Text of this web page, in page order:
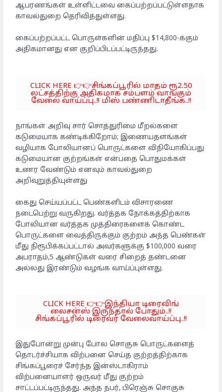
ஆபரணங்கள் உள்ளிட்டவை கைப்பற்றப்பட்டுள்ளதாக
காவல்துறை தெரிவித்துள்ளது.
கைப்பற்றப்பட்ட பொருள்களின் மதிப்பு $14,800-க்கும்
அதிகமானது என குறிப்பிடப்பட்டிருந்தது.
CLICK HERE 👉👉சிங்கப்பூரில் மாதம் ரூ2.50
லட்சத்திற்கு அதிகமாக சம்பளம் வாங்கும்
வேலை வாய்ப்பு..!! மிஸ் பண்ணிடாதீங்க..!!
நாங்கள் அறிவு சார் சொத்துரிமை மீறல்களை
கடுமையாக கண்டிக்கிறோம்; இணையதளங்கள்
வழியாக போலியானப் பொருட்களை விநியோகிப்பது
கடுமையான குற்றங்கள் என்பதை பொதுமக்கள்
உணர வேண்டும் எனவும் காவல்துறை
அறிவுறுத்தியுள்ளது
கைது செய்யப்பட்ட பெண்களிடம் விசாரணை
நடைபெற்று வருகிறது. வர்த்தக நோக்கத்திற்காக
போலியான வர்த்தக முத்திரைகளைக் கொண்ட
பொருட்களை வைத்திருக்கும் குற்றம் அந்த பெண்கள்
மீது நிரூபிக்கப்பட்டால் அவர்களுக்கு $100,000 வரை
அபராதம்,5 ஆண்டுகள் வரை சிறைத் தண்டனை
அல்லது இரண்டும் வழங்க வாய்ப்புள்ளது.
CLICK HERE 👉👉இந்தியா டிரைவிங்
லைசன்ஸ் இருந்தால் போதும்..!!
சிங்கப்பூரில் டிரைவர் வேலைவாய்ப்பு..!!
இதுபோன்று முன்பு போல சொகுசு பொருட்களைத்
தொடர்ச்சியாக விற்பனை செய்த குற்றத்திற்காக
சிங்கப்பூரைச் சேர்ந்த இன்ஸ்டாகிராம்
விற்பனையாளர் ஒருவர் மீது குற்றம்
சாட்டப்பட்டிருந்தது. அந்த நபர், பிரெஞ்சு சொகுசு